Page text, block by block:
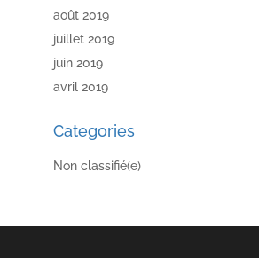
août 2019
juillet 2019
juin 2019
avril 2019
Categories
Non classifié(e)